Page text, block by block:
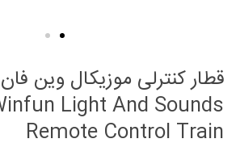
قطار کنترلی موزیکال وین فان
Light And Sounds
Remote Control Train